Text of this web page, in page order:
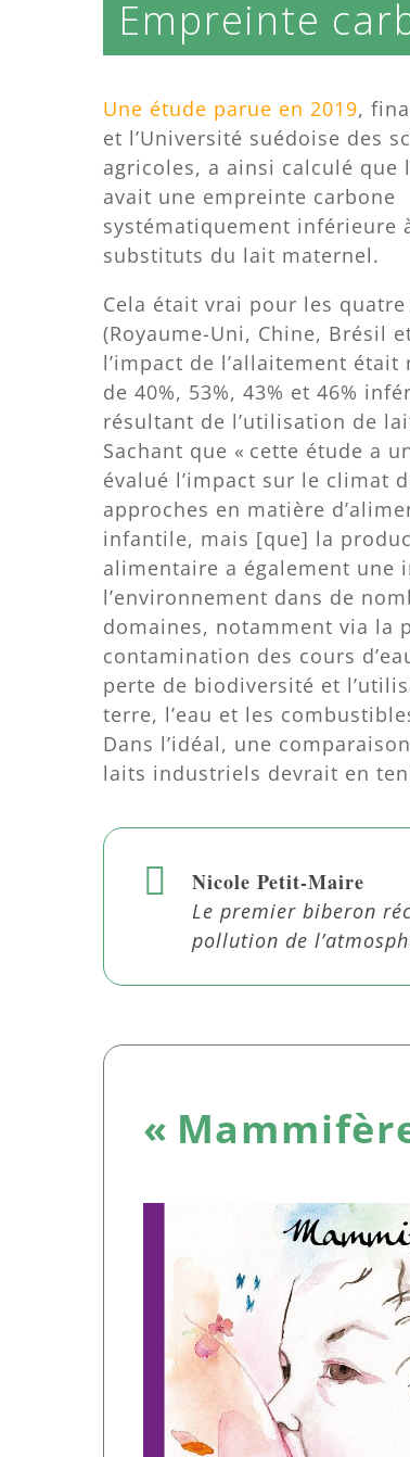
Empreinte
Une étude parue en 2019,
et l’Université suédoise des
agricoles, a ainsi calculé que
avait une empreinte carbone
systématiquement inférieure
substituts du lait maternel.
Cela était vrai pour les
(Royaume-Uni, Chine, Brésil
l’impact de l’allaitement était
de 40%, 53%, 43% et 46%
résultant de l’utilisation de
Sachant que « cette étude a
évalué l’impact sur le climat
approches en matière
infantile, mais [que] la
alimentaire a également une
l’environnement dans de
domaines, notamment via la
contamination des cours
perte de biodiversité et
terre, l’eau et les
Dans l’idéal, une
laits industriels devrait en
Nicole Petit-Maire
Le premier biberon
pollution de
«